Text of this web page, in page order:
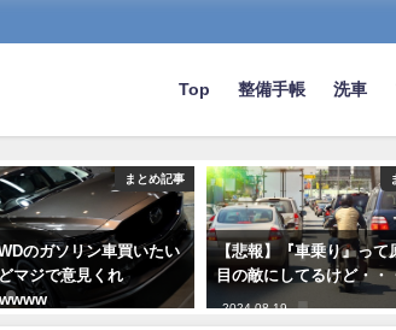
Top 整備手帳 洗車
まとめ記事
のガソリン車買いたい
マジで意見くれ
【悲報】『車乗り』って
目の敵にしてるけど・・
2024-08-19